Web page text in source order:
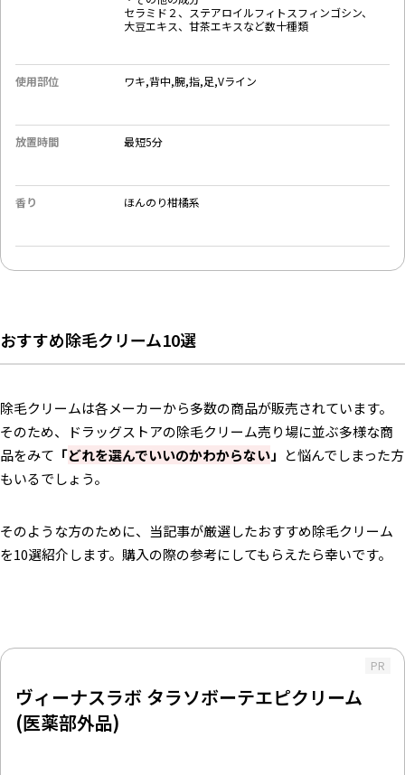
セラミド２、ステアロイルフィトスフィンゴシン、
大豆エキス、甘茶エキスなど数十種類​​
使用部位 ワキ,背中,腕,指,足,Vライン
放置時間 最短5分
香り ほんのり柑橘系
おすすめ除毛クリーム10選
除毛クリームは各メーカーから多数の商品が販売されています。
そのため、ドラッグストアの除毛クリーム売り場に並ぶ多様な商
品をみて 「どれを選んでいいのかわからない」 と悩んでしまった方
もいるでしょう。
そのような方のために、当記事が厳選したおすすめ除毛クリーム
を10選紹介します。購入の際の参考にしてもらえたら幸いです。
PR
ヴィーナスラボ タラソボーテエピクリーム
(医薬部外品)